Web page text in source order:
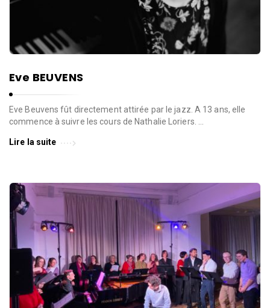
Eve BEUVENS
Eve Beuvens fût directement attirée par le jazz. A 13 ans, elle
commence à suivre les cours de Nathalie Loriers. …
Lire la suite